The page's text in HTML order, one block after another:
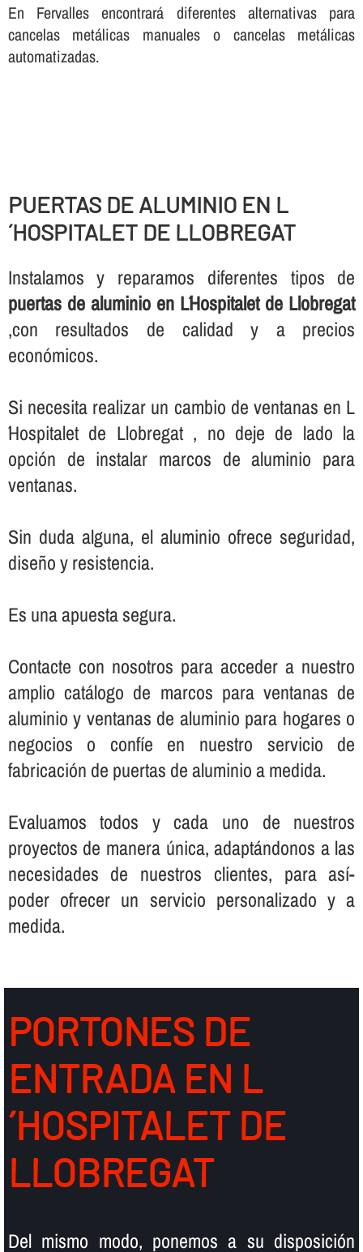
En Fervalles encontrará diferentes alternativas para
cancelas metálicas manuales o cancelas metálicas
automatizadas.
PUERTAS DE ALUMINIO EN L
´HOSPITALET DE LLOBREGAT
Instalamos y reparamos diferentes tipos de
puertas de aluminio en L´Hospitalet de Llobregat
,con resultados de calidad y a precios
económicos.
Si necesita realizar un cambio de ventanas en L
´Hospitalet de Llobregat , no deje de lado la
opción de instalar marcos de aluminio para
ventanas.
Sin duda alguna, el aluminio ofrece seguridad,
diseño y resistencia.
Es una apuesta segura.
Contacte con nosotros para acceder a nuestro
amplio catálogo de marcos para ventanas de
aluminio y ventanas de aluminio para hogares o
negocios o confí­e en nuestro servicio de
fabricación de puertas de aluminio a medida.
Evaluamos todos y cada uno de nuestros
proyectos de manera única, adaptándonos a las
necesidades de nuestros clientes, para así­
poder ofrecer un servicio personalizado y a
medida.
PORTONES DE
ENTRADA EN L
´HOSPITALET DE
LLOBREGAT
Del mismo modo, ponemos a su disposición